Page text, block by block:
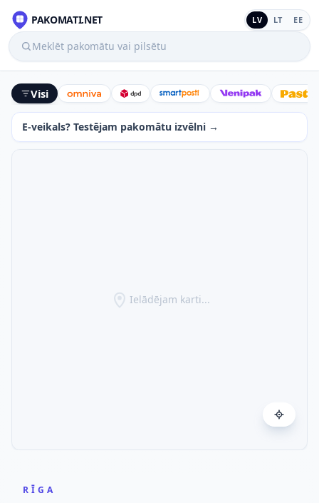
PAKOMATI.NET LV LT EE
Meklēt pakomātu vai pilsētu
Visi Omniva DPD SmartPostiVenipak
E-veikals? Testējam pakomātu izvēlni →
Ielādējam karti...
RĪGA